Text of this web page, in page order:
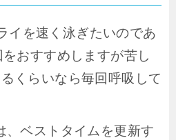
イを速く泳ぎたいのであ
をおすすめしますが苦し
くらいなら毎回呼吸して
、ベストタイムを更新す